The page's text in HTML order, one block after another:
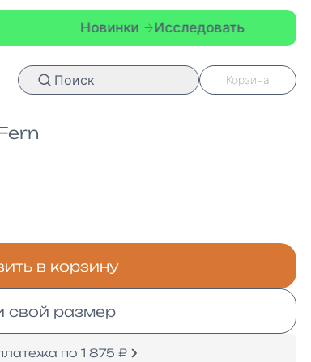
Исследовать
Поиск Корзина
в корзину
свой размер
по 1 875 ₽